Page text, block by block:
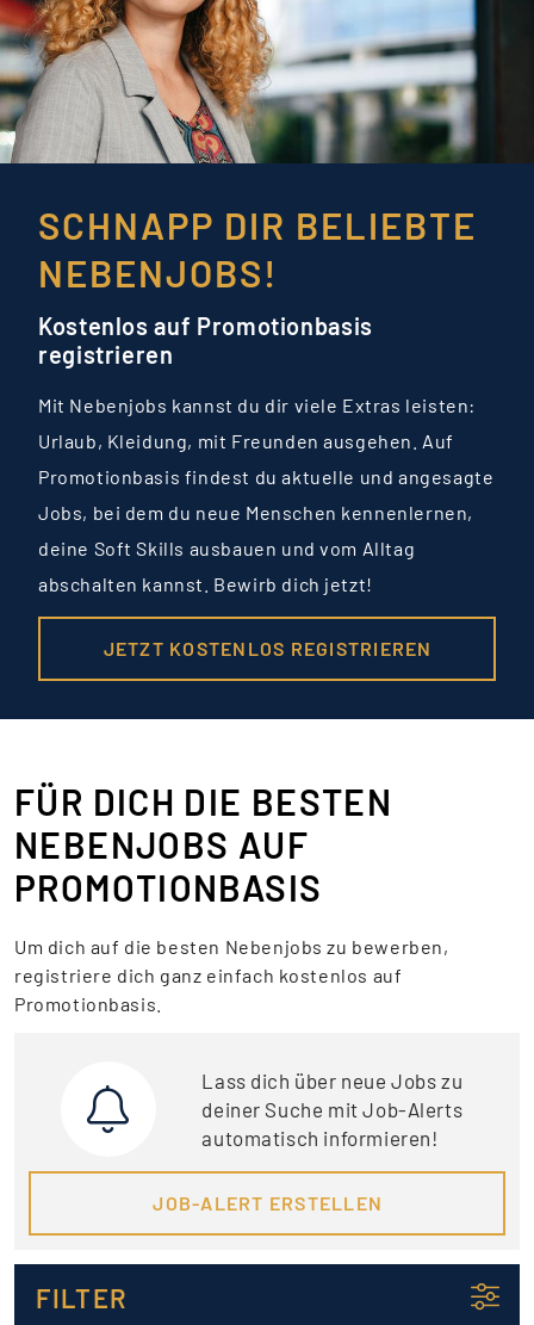
SCHNAPP DIR BELIEBTE
NEBENJOBS!
Kostenlos auf Promotionbasis
registrieren
Mit Nebenjobs kannst du dir viele Extras leisten:
Urlaub, Kleidung, mit Freunden ausgehen. Auf
Promotionbasis findest du aktuelle und angesagte
Jobs, bei dem du neue Menschen kennenlernen,
deine Soft Skills ausbauen und vom Alltag
abschalten kannst. Bewirb dich jetzt!
JETZT KOSTENLOS REGISTRIEREN
FÜR DICH DIE BESTEN
NEBENJOBS AUF
PROMOTIONBASIS
Um dich auf die besten Nebenjobs zu bewerben,
registriere dich ganz einfach kostenlos auf
Promotionbasis.
Lass dich über neue Jobs zu
deiner Suche mit Job-Alerts
automatisch informieren!
JOB-ALERT ERSTELLEN
FILTER